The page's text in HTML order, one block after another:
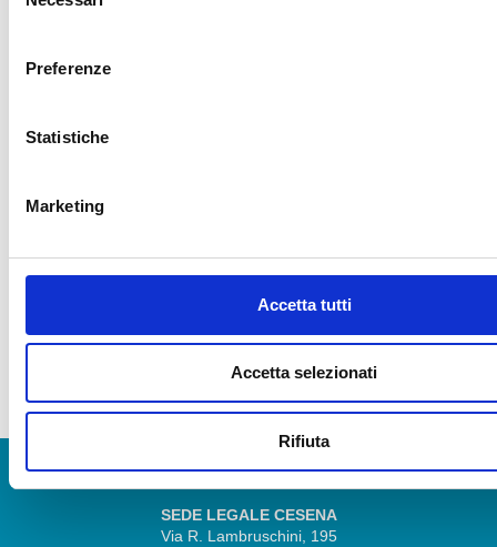
Preferenze
Statistiche
Marketing
Accetta tutti
Accetta selezionati
Rifiuta
SEDE LEGALE CESENA
Via R. Lambruschini, 195